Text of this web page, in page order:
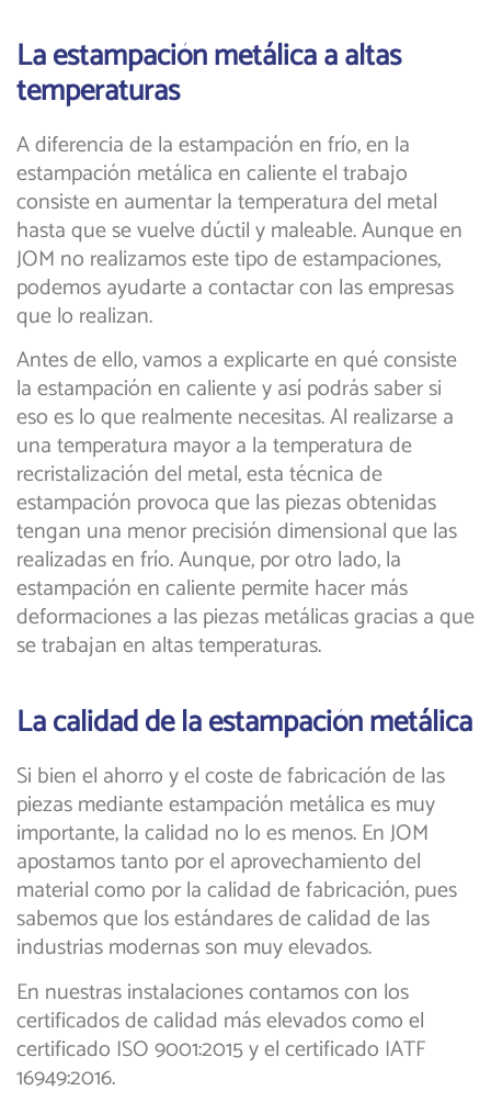
La estampación metálica a altas
temperaturas
A diferencia de la estampación en frío, en la
estampación metálica en caliente el trabajo
consiste en aumentar la temperatura del metal
hasta que se vuelve dúctil y maleable. Aunque en
JOM no realizamos este tipo de estampaciones,
podemos ayudarte a contactar con las empresas
que lo realizan.
Antes de ello, vamos a explicarte en qué consiste
la estampación en caliente y así podrás saber si
eso es lo que realmente necesitas. Al realizarse a
una temperatura mayor a la temperatura de
recristalización del metal, esta técnica de
estampación provoca que las piezas obtenidas
tengan una menor precisión dimensional que las
realizadas en frío. Aunque, por otro lado, la
estampación en caliente permite hacer más
deformaciones a las piezas metálicas gracias a que
se trabajan en altas temperaturas.
La calidad de la estampación metálica
Si bien el ahorro y el coste de fabricación de las
piezas mediante estampación metálica es muy
importante, la calidad no lo es menos. En JOM
apostamos tanto por el aprovechamiento del
material como por la calidad de fabricación, pues
sabemos que los estándares de calidad de las
industrias modernas son muy elevados.
En nuestras instalaciones contamos con los
certificados de calidad más elevados como el
certificado ISO 9001:2015 y el certificado IATF
16949:2016.